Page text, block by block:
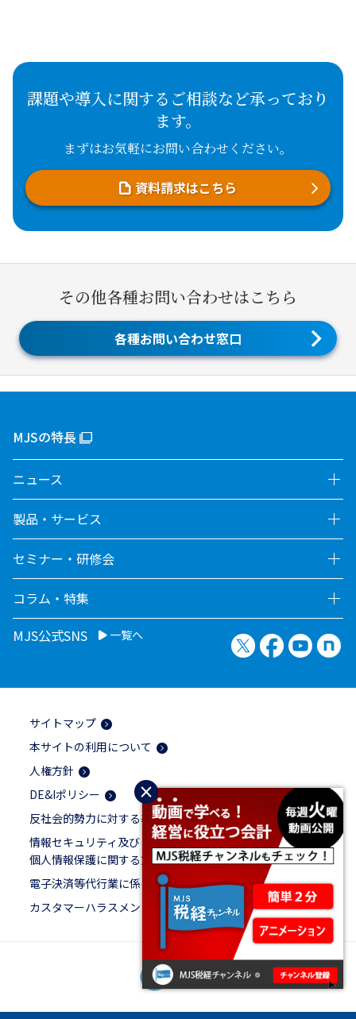
×
課題や導入に関するご相談など承っており
ます。
まずはお気軽にお問い合わせください。
資料請求はこちら
その他各種お問い合わせはこちら
各種お問い合わせ窓口
MJSの特長
ニュース
製品・サービス
セミナー・研修会
コラム・特集
MJS公式SNS
一覧へ X（旧Twitter）
Facebook
サイトマップ
本サイトの利用について
人権方針
DE&Iポリシー
反社会的勢力に対する基本方針
情報セキュリティ及び
個人情報保護に関する方針
電子決済等代行業に係る表示
カスタマーハラスメントに対する基本方針